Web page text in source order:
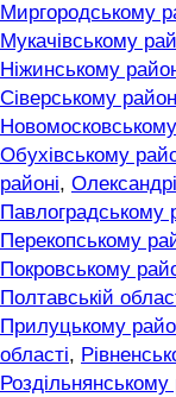
Миргородському
Мукачівському
Ніжинському
Сіверському
Обухівському
районі,
Павлоградському
Перекопському
Покровському
Полтавській
Прилуцькому
області,
Роздільнянському